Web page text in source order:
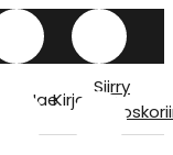
HaeKirjaudu
Siirry